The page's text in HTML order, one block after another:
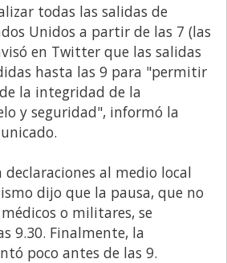
todas las salidas de
Unidos a partir de las 7 (las
en Twitter que las salidas
hasta las 9 para "permitir
la integridad de la
y seguridad", informó la
al medio local
dijo que la pausa, que no
o militares, se
9.30. Finalmente, la
poco antes de las 9.